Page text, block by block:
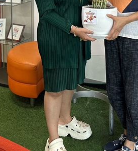
Search
for: